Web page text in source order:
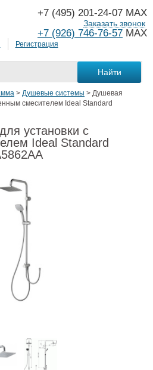
Регистрация
+7 (495) 201-24-07 MAX
+7 (926) 746-76-57 MAX
Заказать звонок
> Душевые системы > Душевая
смесителем Ideal Standard
установки с
Ideal Standard